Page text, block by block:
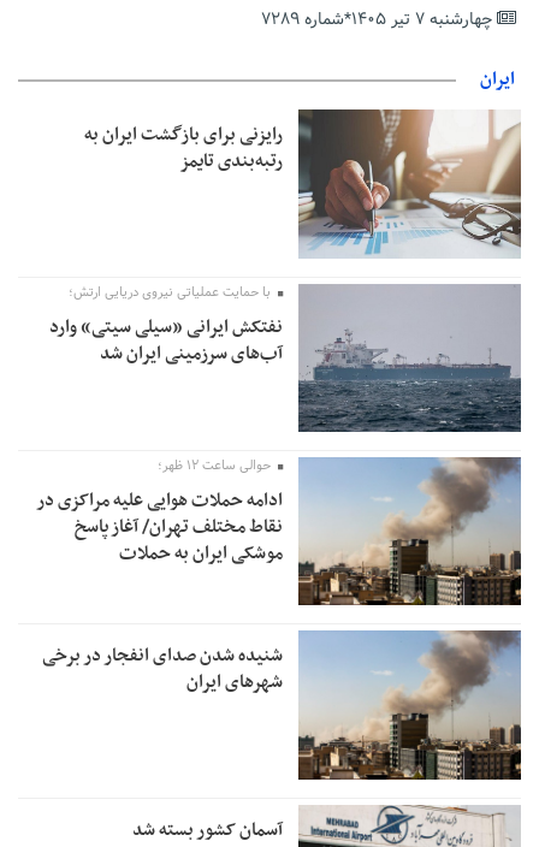
خدمات درمانی
مهاجرانی: کشور با همبستگی ملی از دشواری‌های جنگ گذر کرد
چهارشنبه ۷ تیر ۱۴۰۵*شماره ۷۲۸۹
ایران
رایزنی برای بازگشت ایران به
رتبه‌بندی تایمز
با حمایت عملیاتی نیروی دریایی ارتش؛
نفتکش ایرانی «سیلی سیتی» وارد
آب‌های سرزمینی ایران شد
حوالی ساعت ۱۲ ظهر؛
ادامه حملات هوایی علیه مراکزی در
نقاط مختلف تهران/ آغاز پاسخ
موشکی ایران به حملات
شنیده شدن صدای انفجار در برخی
شهرهای ایران
آسمان کشور بسته شد